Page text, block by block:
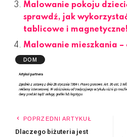
Malowanie pokoju
sprawdź, jak
tablicowe i magnetyczne!
Malowanie mieszkania –
DOM
POPRZEDNI ARTYKUŁ
Dlaczego biżuteria jest